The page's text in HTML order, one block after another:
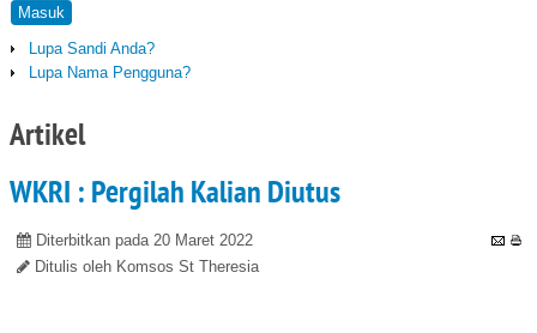
Masuk
Lupa Sandi Anda?
Lupa Nama Pengguna?
Artikel
WKRI : Pergilah Kalian Diutus
Diterbitkan pada 20 Maret 2022
Ditulis oleh Komsos St Theresia